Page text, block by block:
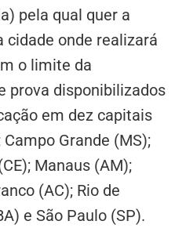
pela qual quer a
cidade onde realizará
o limite da
prova disponibilizados
em dez capitais
Grande (MS);
Manaus (AM);
(AC); Rio de
e São Paulo (SP).